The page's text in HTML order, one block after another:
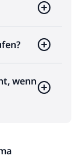
wenn